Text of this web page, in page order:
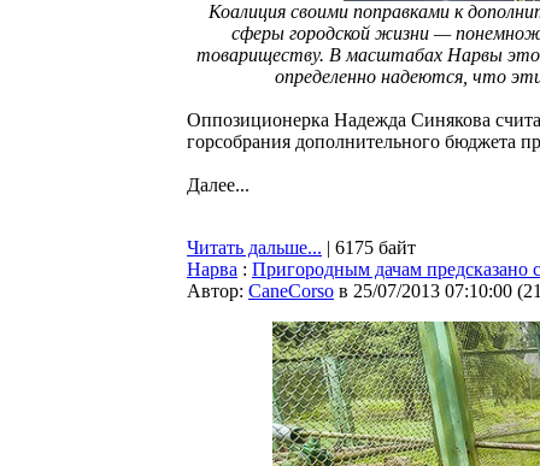
Коалиция своими поправками к
сферы городской жизни —
товариществу. В масштабах Нарвы это,
определенно надеются, что
Оппозиционерка Надежда Синякова
горсобрания дополнительного бюджета
Далее...
Читать дальше... | 6175 байт
Нарва : Пригородным дачам предсказано
Автор: CaneCorso в 25/07/2013 07:10:00 (